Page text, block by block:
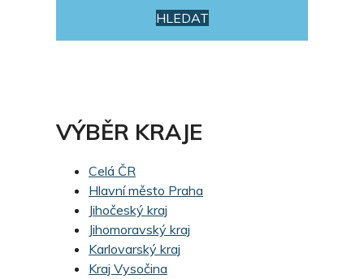
HLEDAT
VÝBĚR KRAJE
Celá ČR
Hlavní město Praha
Jihočeský kraj
Jihomoravský kraj
Karlovarský kraj
Kraj Vysočina